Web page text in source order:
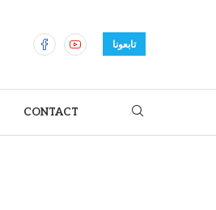
تابعونا
CONTACT